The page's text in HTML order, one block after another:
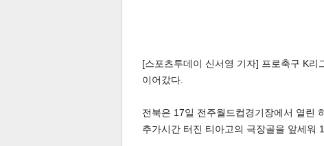
[스포츠투데이 신서영 기자] 프로축구 K
이어갔다.
전북은 17일 전주월드컵경기장에서 열린
추가시간 터진 티아고의 극장골을 앞세워